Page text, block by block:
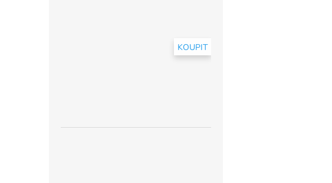
KOUPIT